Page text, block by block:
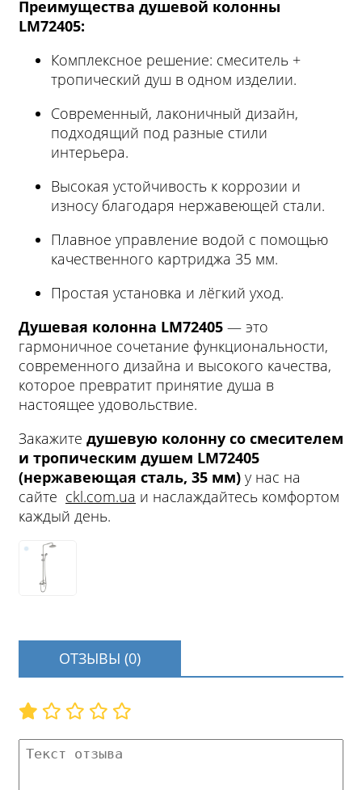
Преимущества душевой колонны
LM72405:
Комплексное решение: смеситель +
тропический душ в одном изделии.
Современный, лаконичный дизайн,
подходящий под разные стили
интерьера.
Высокая устойчивость к коррозии и
износу благодаря нержавеющей стали.
Плавное управление водой с помощью
качественного картриджа 35 мм.
Простая установка и лёгкий уход.
Душевая колонна LM72405 — это
гармоничное сочетание функциональности,
современного дизайна и высокого качества,
которое превратит принятие душа в
настоящее удовольствие.
Закажите душевую колонну со смесителем
и тропическим душем LM72405
(нержавеющая сталь, 35 мм) у нас на
сайте ckl.com.ua и наслаждайтесь комфортом
каждый день.
ОТЗЫВЫ (0)